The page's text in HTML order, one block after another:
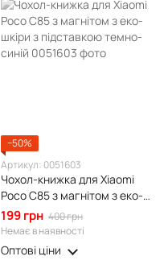
−50%
Артикул: 0051603
Чохол-книжка для Xiaomi
Poco C85 з магнітом з еко-
шкіри з підставкою темно-
синій
199 грн 400 грн
Немає в наявності
Оптові ціни